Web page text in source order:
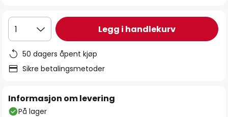
1 Legg i handlekurv
50 dagers åpent kjøp
Sikre betalingsmetoder
Informasjon om levering
På lager